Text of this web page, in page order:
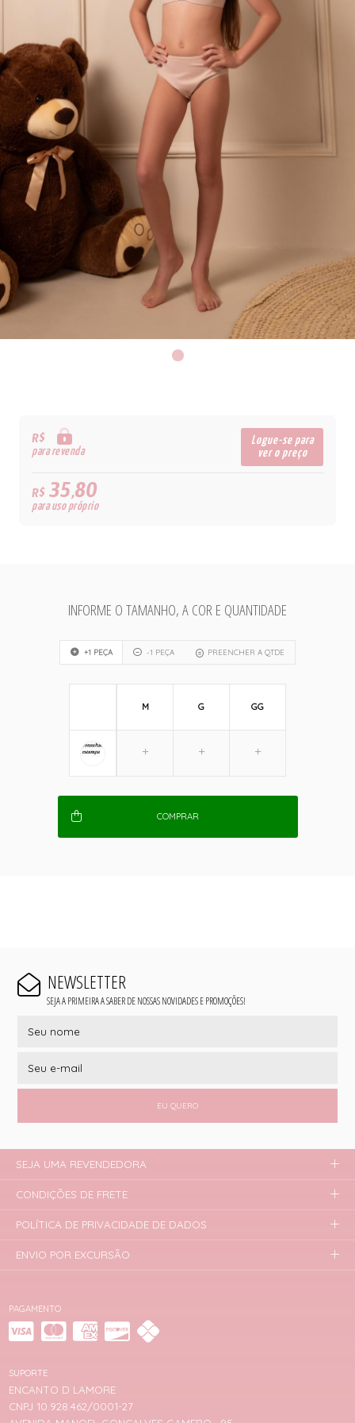
R$
para revenda
Logue-se para
ver o preço
R$35,80
para uso próprio
INFORME O TAMANHO, A COR E QUANTIDADE
+1 PEÇA -1 PEÇA PREENCHER A QTDE
M G GG
COMPRAR
NEWSLETTER
SEJA A PRIMEIRA A SABER DE NOSSAS NOVIDADES E PROMOÇÕES!
EU QUERO
PAGAMENTO
SUPORTE
ENCANTO D LAMORE
CNPJ 10.928.462/0001-27
SEJA UMA REVENDEDORA
CONDIÇÕES DE FRETE
POLÍTICA DE PRIVACIDADE DE DADOS
ENVIO POR EXCURSÃO